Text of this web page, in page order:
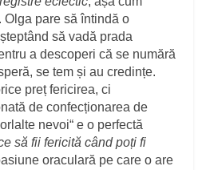
Olga pare să întindă o
să vadă prada
a descoperi că se numără
se tem și au credințe.
preț fericirea, ci
de confecționarea de
nevoi“ e o perfectă
să fii fericită când poți fi
oraculară pe care o are